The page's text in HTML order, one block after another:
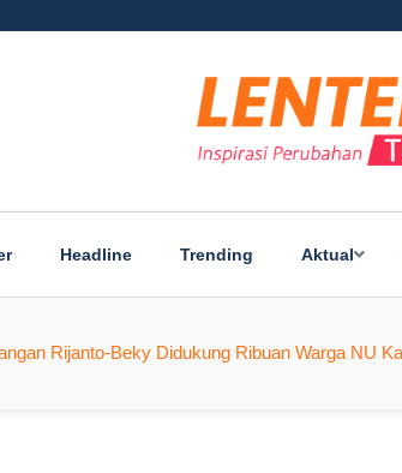
Headline Trending Aktual
Rijanto-Beky Didukung Ribuan Warga NU